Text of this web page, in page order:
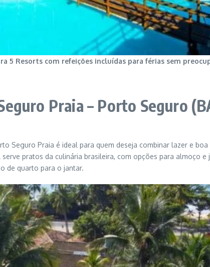
5 Resorts com refeições incluídas para férias sem
Praia – Porto Seguro
Seguro Praia é ideal para quem deseja combinar lazer e
pratos da culinária brasileira, com opções para almoço
de quarto para o jantar.